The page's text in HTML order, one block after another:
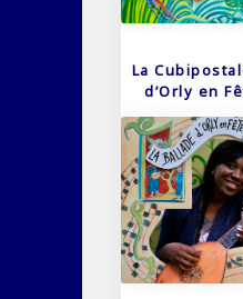
La
d’Orly en